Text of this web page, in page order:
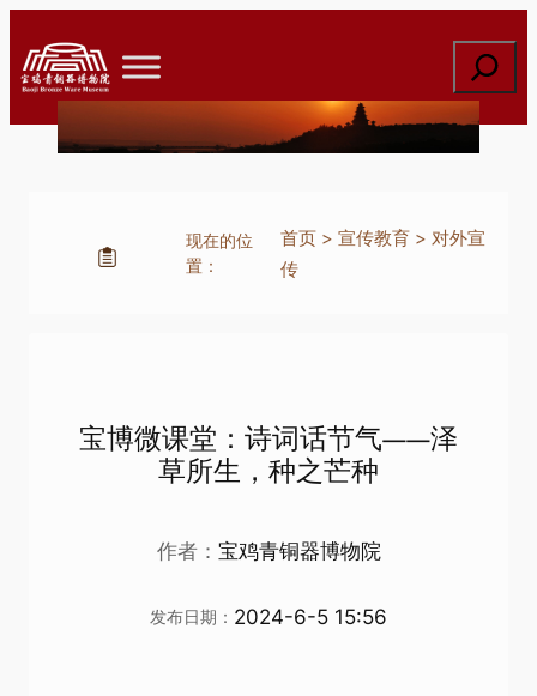
至
内
索
现在的位
置：
首页> 宣传教育> 对外宣
传
宝博微课堂：诗词话节气——泽
草所生，种之芒种
作者： 宝鸡青铜器博物院
发布日期： 2024-6-5 15:56